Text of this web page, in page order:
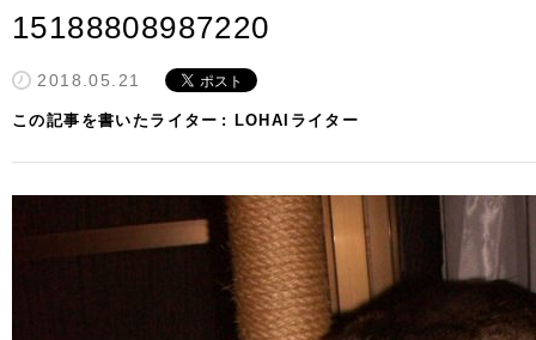
15188808987220
2018.05.21
この記事を書いたライター LOHAIライター